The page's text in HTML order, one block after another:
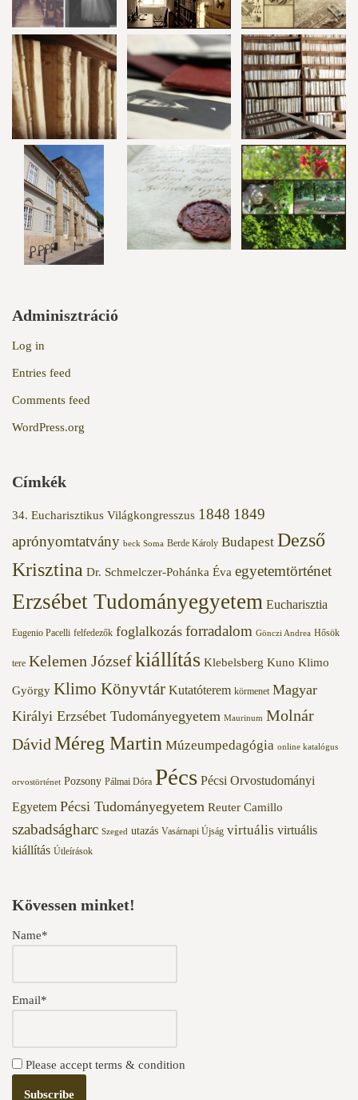
Adminisztráció
Log in
Entries feed
Comments feed
WordPress.org
Címkék
34. Eucharisztikus Világkongresszus 1848 1849
aprónyomtatvány beck Soma Berde Károly Budapest Dezső
Krisztina Dr. Schmelczer-Pohánka Éva egyetemtörténet
Erzsébet Tudományegyetem Eucharisztia
Eugenio Pacelli felfedezők foglalkozás forradalom Gönczi Andrea Hősök
tere Kelemen Józsefkiállítás Klebelsberg Kuno Klimo
György Klimo Könyvtár Kutatóterem körmenet Magyar
Királyi Erzsébet Tudományegyetem Maurinum Molnár
Dávid Méreg Martin Múzeumpedagógia online katalógus
orvostörténet Pozsony Pálmai Dóra Pécs Pécsi Orvostudományi
Egyetem Pécsi Tudományegyetem Reuter Camillo
szabadságharc Szeged utazás Vasárnapi Újság virtuális virtuális
kiállítás Útleírások
Kövessen minket!
Name*
Email*
Please accept terms & condition